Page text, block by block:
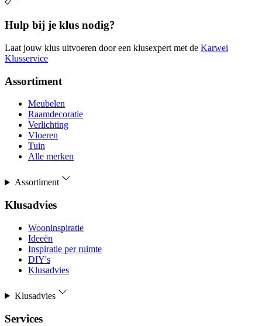
Hulp bij je klus nodig?
Laat jouw klus uitvoeren door een klusexpert met de Karwei
Klusservice
Assortiment
Meubelen
Raamdecoratie
Verlichting
Vloeren
Tuin
Alle merken
Assortiment
Klusadvies
Wooninspiratie
Ideeën
Inspiratie per ruimte
DIY's
Klusadvies
Klusadvies
Services